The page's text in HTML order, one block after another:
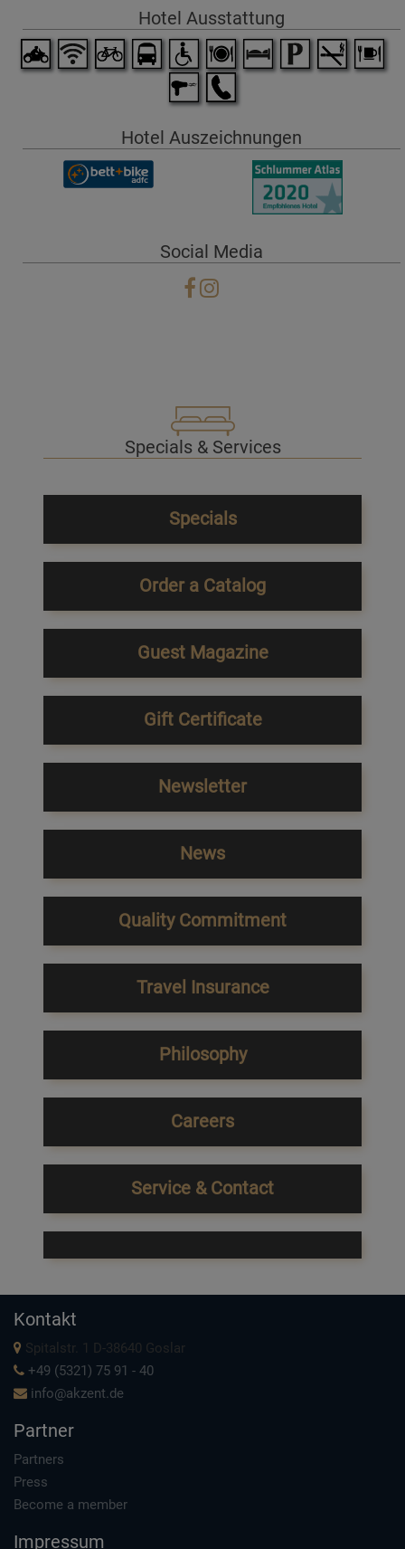
Hotel Ausstattung
Hotel Auszeichnungen
Social Media
Specials & Services
Specials
Order a Catalog
Guest Magazine
Gift Certificate
Newsletter
News
Quality Commitment
Travel Insurance
Philosophy
Careers
Service & Contact
Kontakt
Spitalstr. 1 D-38640 Goslar
+49 (5321) 75 91 - 40
info@akzent.de
Partner
Partners
Press
Become a member
Impressum